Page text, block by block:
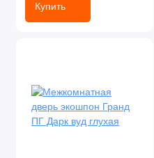
Купить